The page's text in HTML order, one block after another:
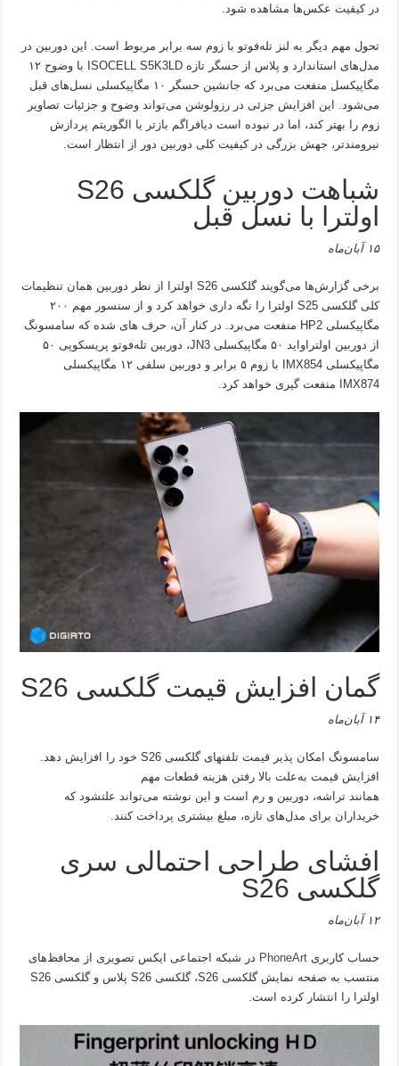
در کیفیت عکس‌ها مشاهده شود.
تحول مهم دیگر به لنز تله‌فوتو با زوم سه برابر مربوط است. این دوربین در
مدل‌های استاندارد و پلاس از حسگر تازه ISOCELL S5K3LD با وضوح ۱۲
مگاپیکسل منفعت می‌برد که جانشین حسگر ۱۰ مگاپیکسلی نسل‌های قبل
می‌شود. این افزایش جزئی در رزولوشن می‌تواند وضوح و جزئیات تصاویر
زوم را بهتر کند، اما در نبوده است دیافراگم بازتر یا الگوریتم پردازش
نیرومندتر، جهش بزرگی در کیفیت کلی دوربین دور از انتظار است.
شباهت دوربین گلکسی S26
اولترا با نسل قبل
۱۵ آبان‌ماه
برخی گزارش‌ها می‌گویند گلکسی S26 اولترا از نظر دوربین همان تنظیمات
کلی گلکسی S25 اولترا را نگه داری خواهد کرد و از سنسور مهم ۲۰۰
مگاپیکسلی HP2 منفعت می‌برد. در کنار آن، حرف های شده که سامسونگ
از دوربین اولتراواید ۵۰ مگاپیکسلی JN3، دوربین تله‌فوتو پریسکوپی ۵۰
مگاپیکسلی IMX854 با زوم ۵ برابر و دوربین سلفی ۱۲ مگاپیکسلی
IMX874 منفعت گیری خواهد کرد.
گمان افزایش قیمت گلکسی S26
۱۴ آبان‌ماه
سامسونگ امکان پذیر قیمت تلفنهای گلکسی S26 خود را افزایش دهد.
افزایش قیمت به‌علت بالا رفتن هزینه قطعات مهم
همانند تراشه، دوربین و رم است و این نوشته می‌تواند علتشود که
خریداران برای مدل‌های تازه، مبلغ بیشتری پرداخت کنند.
افشای طراحی احتمالی سری
گلکسی S26
۱۲ آبان‌ماه
حساب کاربریPhoneArt در شبکه اجتماعی ایکس تصویری از محافظ‌های
منتسب به صفحه نمایش گلکسی S26، گلکسی S26 پلاس و گلکسی S26
اولترا را انتشار کرده است.